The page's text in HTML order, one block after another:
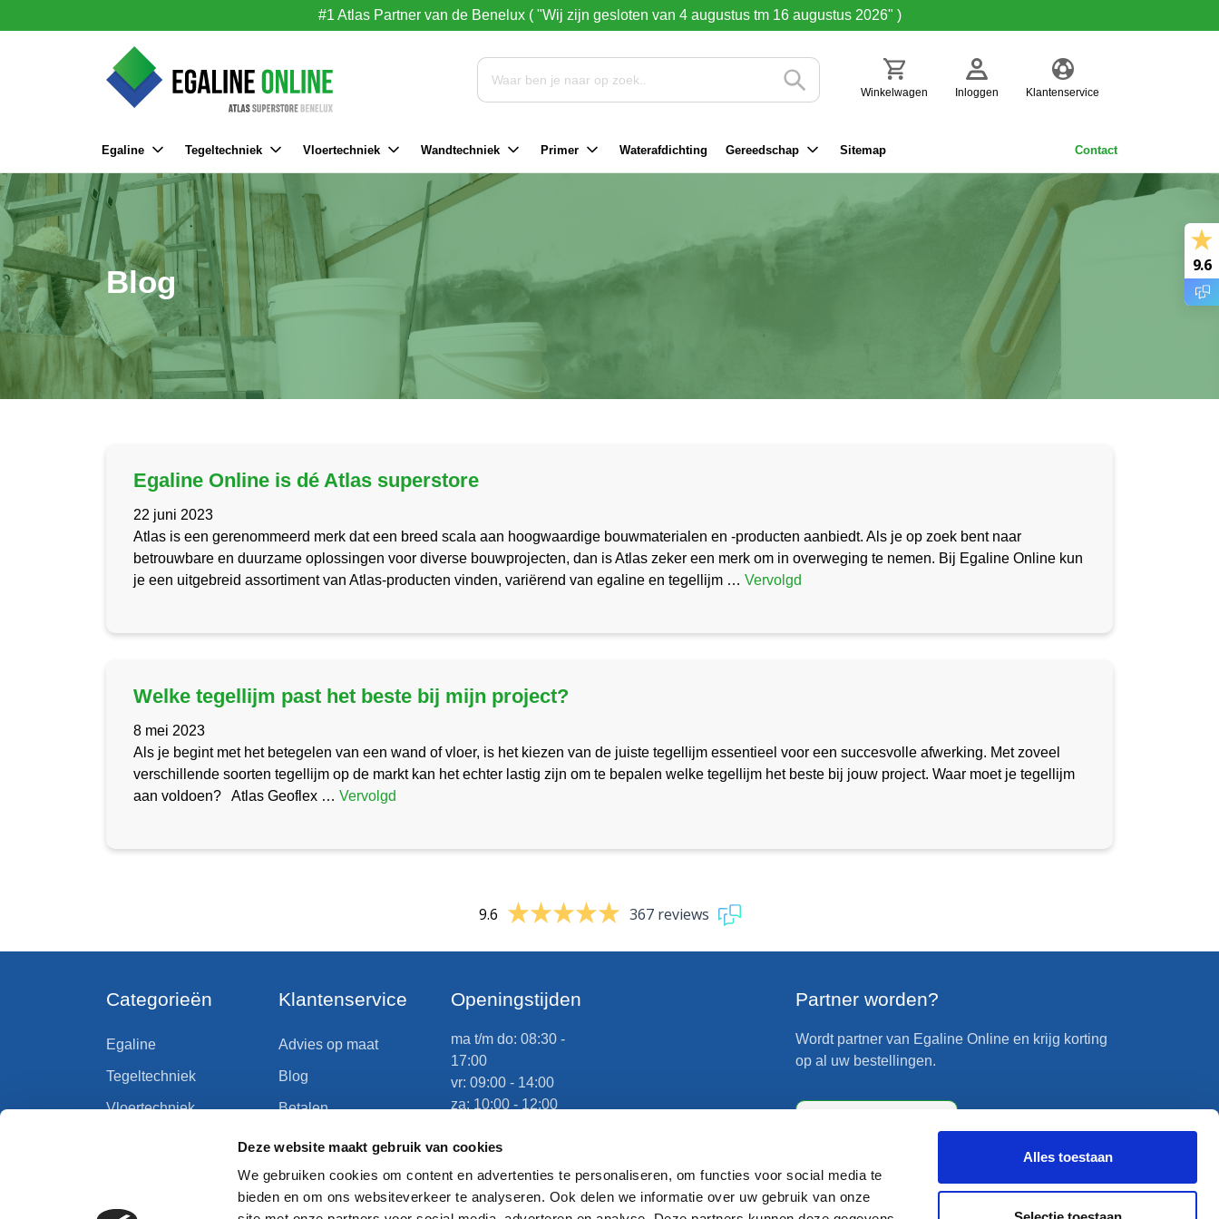
Deze website maakt gebruik van cookies
We gebruiken cookies om content en advertenties te personaliseren, om functies voor social media te
bieden en om ons websiteverkeer te analyseren. Ook delen we informatie over uw gebruik van onze
Alles toestaan
#1 Atlas Partner van de Benelux ( "Wij zijn gesloten van 4 augustus tm 16 augustus 2026" )
Winkelwagen Inloggen Klantenservice
Egaline Tegeltechniek Vloertechniek Wandtechniek Primer Waterafdichting Gereedschap Sitemap Contact
Blog
Egaline Online is dé Atlas superstore
22 juni 2023
Atlas is een gerenommeerd merk dat een breed scala aan hoogwaardige bouwmaterialen en -producten aanbiedt. Als je op zoek bent naar
betrouwbare en duurzame oplossingen voor diverse bouwprojecten, dan is Atlas zeker een merk om in overweging te nemen. Bij Egaline Online kun
je een uitgebreid assortiment van Atlas-producten vinden, variërend van egaline en tegellijm … Vervolgd
Welke tegellijm past het beste bij mijn project?
8 mei 2023
Als je begint met het betegelen van een wand of vloer, is het kiezen van de juiste tegellijm essentieel voor een succesvolle afwerking. Met zoveel
verschillende soorten tegellijm op de markt kan het echter lastig zijn om te bepalen welke tegellijm het beste bij jouw project. Waar moet je tegellijm
aan voldoen? Atlas Geoflex … Vervolgd
9.6 367 reviews
Categorieën
Egaline
Tegeltechniek
Vloertechniek
Klantenservice
Advies op maat
Blog
Betalen
Bezorgen en afhalen
Retourneren
Alg. voorwaarden
Openingstijden
ma t/m do: 08:30 -
17:00
vr: 09:00 - 14:00
za: 10:00 - 12:00
Partner worden?
Wordt partner van Egaline Online en krijg korting
op al uw bestellingen.
9.6